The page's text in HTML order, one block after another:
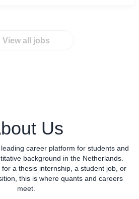
en
causal
ondertussen
te kunnen
is vaak direct
Jouw
View all jobs
Us
career platform for students and
background in the Netherlands.
a thesis internship, a student job, or
this is where quants and careers
meet.